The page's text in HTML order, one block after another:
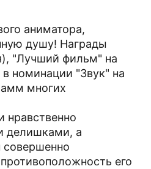
аниматора,
душу! Награды
"Лучший фильм" на
номинации "Звук" на
многих
нравственно
делишками, а
совершенно
его